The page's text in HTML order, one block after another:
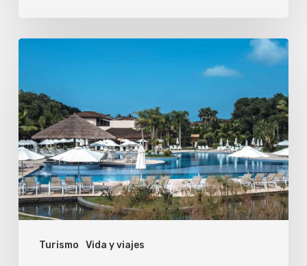
Turismo Vida y viajes
pena
reservar
un
resort
con
todo
incluido